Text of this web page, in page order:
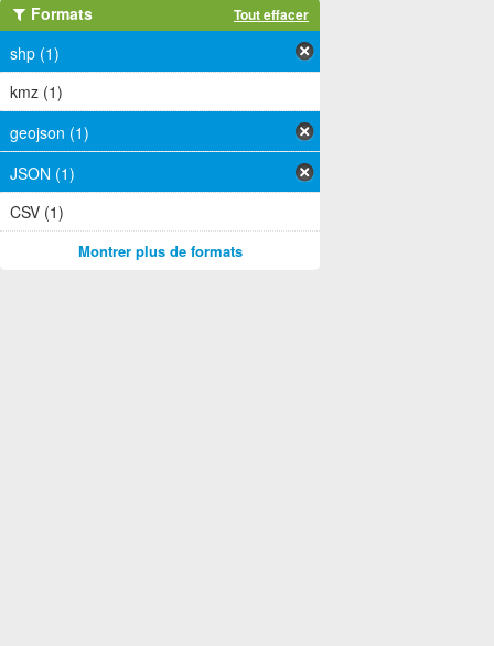
Formats Tout effacer
shp (1)
kmz (1)
geojson (1)
JSON (1)
CSV (1)
Montrer plus de formats